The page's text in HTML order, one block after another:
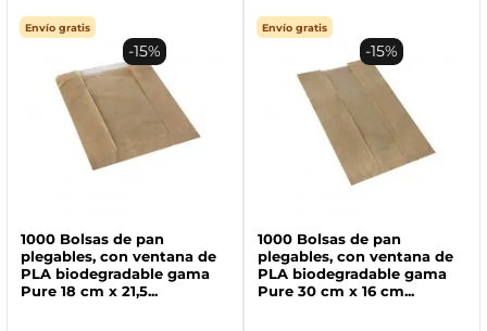
Envío gratis
1000 Bolsas de pan
plegables, con ventana de
PLA biodegradable gama
Pure 18 cm x 21,5...
-15%
Envío gratis
1000 Bolsas de pan
plegables, con ventana de
PLA biodegradable gama
Pure 30 cm x 16 cm...
-15%